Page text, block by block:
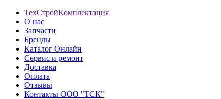
ТехСтройКомплектация
О нас
Запчасти
Бренды
Каталог Онлайн
Сервис и ремонт
Доставка
Оплата
Отзывы
Контакты ООО "ТСК"